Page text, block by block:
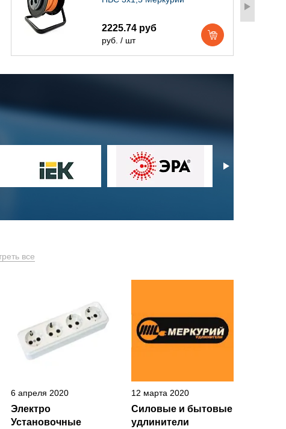
2225.74 руб
руб. / шт
все
6 апреля 2020
Электро
Установочные
12 марта 2020
Силовые и бытовые
удлинители